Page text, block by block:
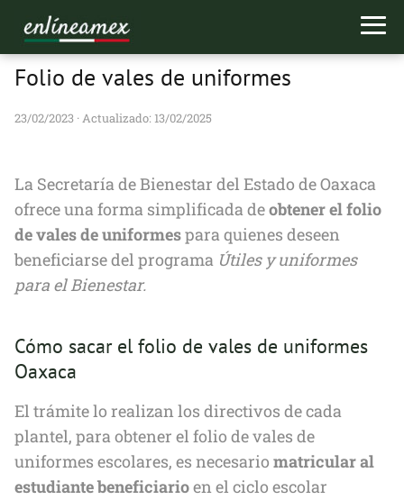
Folio de vales de uniformes
23/02/2023 · Actualizado: 13/02/2025
La Secretaría de Bienestar del Estado de Oaxaca
ofrece una forma simplificada deobtener el folio
de vales de uniformespara quienes deseen
beneficiarse del programa Útiles y uniformes
para el Bienestar.
Cómo sacar el folio de vales de uniformes
Oaxaca
El trámite lo realizan los directivos de cada
plantel, para obtener el folio de vales de
uniformes escolares, es necesario matricular al
estudiante beneficiarioen el ciclo escolar